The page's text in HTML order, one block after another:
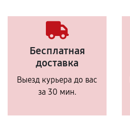
Бесплатная
доставка
Выезд курьера до вас
за 30 мин.